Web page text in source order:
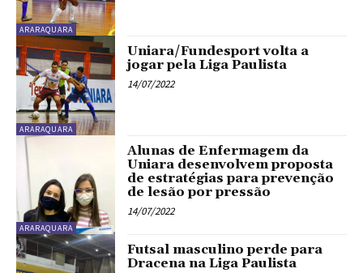
ARARAQUARA
ARARAQUARA
Uniara/Fundesport volta a
jogar pela Liga Paulista
14/07/2022
ARARAQUARA
Alunas de Enfermagem da
Uniara desenvolvem proposta
de estratégias para prevenção
de lesão por pressão
14/07/2022
Futsal masculino perde para
Dracena na Liga Paulista